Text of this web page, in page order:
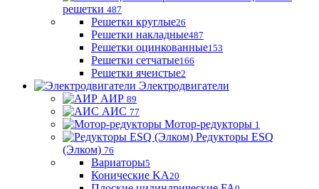
решетки 487
Решетки круглые26
Решетки накладные487
Решетки оцинкованные153
Решетки сетчатые166
Решетки ячеистые2
Электродвигатели
АИР 89
АИС 77
Мотор-редукторы 1
Редукторы ESQ
(Элком) 76
Вариаторы5
Конические KA20